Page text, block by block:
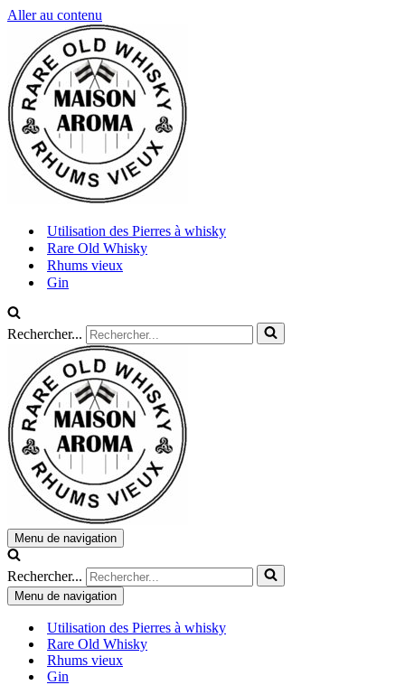
Aller au contenu
Utilisation des Pierres à whisky
Rare Old Whisky
Rhums vieux
Gin
Rechercher...
Menu de navigation
Rechercher...
Menu de navigation
Utilisation des Pierres à whisky
Rare Old Whisky
Rhums vieux
Gin